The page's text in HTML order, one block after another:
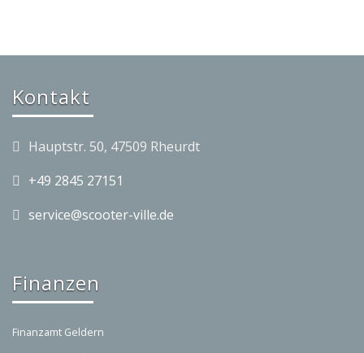
Kontakt
Hauptstr. 50, 47509 Rheurdt
+49 2845 27151
service@scooter-ville.de
Finanzen
Finanzamt Geldern